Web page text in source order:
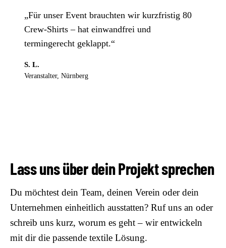
„Für unser Event brauchten wir kurzfristig 80
Crew-Shirts – hat einwandfrei und
termingerecht geklappt.“
S. L.
Veranstalter, Nürnberg
Lass uns über dein Projekt sprechen
Du möchtest dein Team, deinen Verein oder dein
Unternehmen einheitlich ausstatten? Ruf uns an oder
schreib uns kurz, worum es geht – wir entwickeln
mit dir die passende textile Lösung.